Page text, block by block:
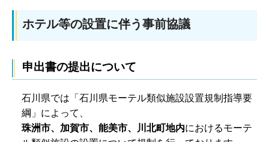
ホテル等の設置に伴う事前協議
申出書の提出について
石川県では「石川県モーテル類似施設設置規制指導要
綱」によって、
珠洲市、加賀市、能美市、川北町地内におけるモーテ